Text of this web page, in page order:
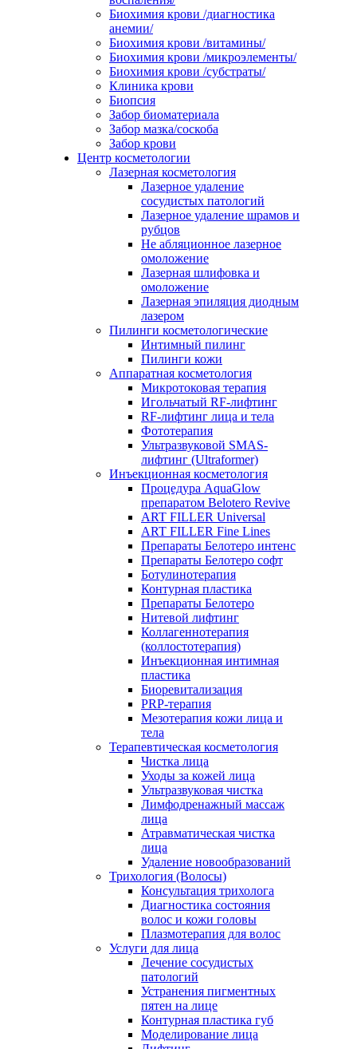
Биохимия крови /диагностика
анемии/
Биохимия крови /витамины/
Биохимия крови /микроэлементы/
Биохимия крови /субстраты/
Клиника крови
Биопсия
Забор биоматериала
Забор мазка/соскоба
Забор крови
Центр косметологии
Лазерная косметология
Лазерное удаление
сосудистых патологий
Лазерное удаление шрамов и
рубцов
Не абляционное лазерное
омоложение
Лазерная шлифовка и
омоложение
Лазерная эпиляция диодным
лазером
Пилинги косметологические
Интимный пилинг
Пилинги кожи
Аппаратная косметология
Микротоковая терапия
Игольчатый RF-лифтинг
RF-лифтинг лица и тела
Фототерапия
Ультразвуковой SMAS-
лифтинг (Ultraformer)
Инъекционная косметология
Процедура AquaGlow
препаратом Belotero Revive
ART FILLER Universal
ART FILLER Fine Lines
Препараты Белотеро интенс
Препараты Белотеро софт
Ботулинотерапия
Контурная пластика
Препараты Белотеро
Нитевой лифтинг
Коллагеннотерапия
(коллостотерапия)
Инъекционная интимная
пластика
Биоревитализация
PRP-терапия
Мезотерапия кожи лица и
тела
Терапевтическая косметология
Чистка лица
Уходы за кожей лица
Ультразвуковая чистка
Лимфодренажный массаж
лица
Атравматическая чистка
лица
Удаление новообразований
Трихология (Волосы)
Консультация трихолога
Диагностика состояния
волос и кожи головы
Плазмотерапия для волос
Услуги для лица
Лечение сосудистых
патологий
Устранения пигментных
пятен на лице
Контурная пластика губ
Моделирование лица